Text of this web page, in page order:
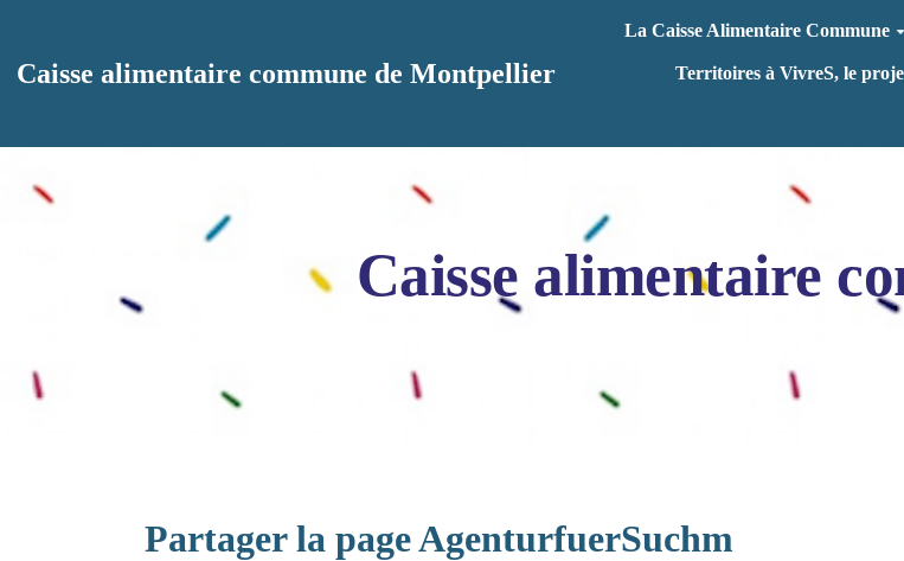
Caisse alimentaire commune de Montpellier
La Caisse Alimentaire Commune
Territoires à VivreS, le
Caisse alimentaire
Partager la page AgenturfuerSuchm